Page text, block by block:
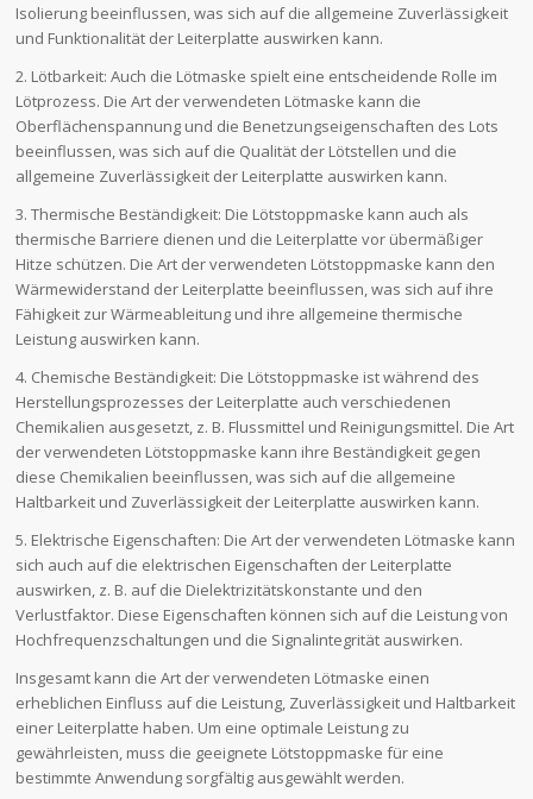
Isolierung beeinflussen, was sich auf die allgemeine Zuverlässigkeit
und Funktionalität der Leiterplatte auswirken kann.
2. Lötbarkeit: Auch die Lötmaske spielt eine entscheidende Rolle im
Lötprozess. Die Art der verwendeten Lötmaske kann die
Oberflächenspannung und die Benetzungseigenschaften des Lots
beeinflussen, was sich auf die Qualität der Lötstellen und die
allgemeine Zuverlässigkeit der Leiterplatte auswirken kann.
3. Thermische Beständigkeit: Die Lötstoppmaske kann auch als
thermische Barriere dienen und die Leiterplatte vor übermäßiger
Hitze schützen. Die Art der verwendeten Lötstoppmaske kann den
Wärmewiderstand der Leiterplatte beeinflussen, was sich auf ihre
Fähigkeit zur Wärmeableitung und ihre allgemeine thermische
Leistung auswirken kann.
4. Chemische Beständigkeit: Die Lötstoppmaske ist während des
Herstellungsprozesses der Leiterplatte auch verschiedenen
Chemikalien ausgesetzt, z. B. Flussmittel und Reinigungsmittel. Die Art
der verwendeten Lötstoppmaske kann ihre Beständigkeit gegen
diese Chemikalien beeinflussen, was sich auf die allgemeine
Haltbarkeit und Zuverlässigkeit der Leiterplatte auswirken kann.
5. Elektrische Eigenschaften: Die Art der verwendeten Lötmaske kann
sich auch auf die elektrischen Eigenschaften der Leiterplatte
auswirken, z. B. auf die Dielektrizitätskonstante und den
Verlustfaktor. Diese Eigenschaften können sich auf die Leistung von
Hochfrequenzschaltungen und die Signalintegrität auswirken.
Insgesamt kann die Art der verwendeten Lötmaske einen
erheblichen Einfluss auf die Leistung, Zuverlässigkeit und Haltbarkeit
einer Leiterplatte haben. Um eine optimale Leistung zu
gewährleisten, muss die geeignete Lötstoppmaske für eine
bestimmte Anwendung sorgfältig ausgewählt werden.